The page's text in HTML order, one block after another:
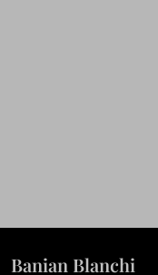
Banian Blanchi